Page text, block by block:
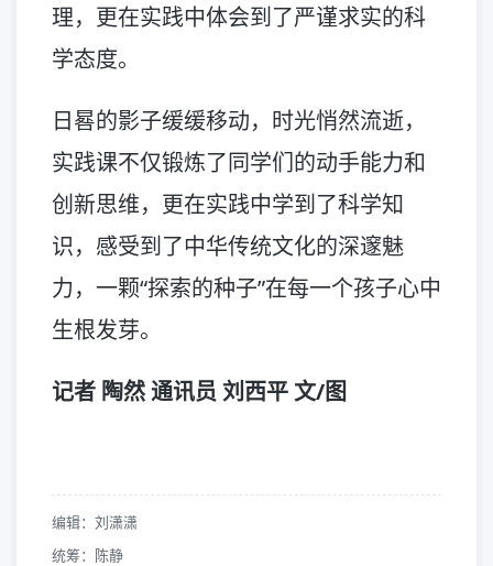
理，更在实践中体会到了严谨求实的科
学态度。
日晷的影子缓缓移动，时光悄然流逝，
实践课不仅锻炼了同学们的动手能力和
创新思维，更在实践中学到了科学知
识，感受到了中华传统文化的深邃魅
力，一颗“探索的种子”在每一个孩子心中
生根发芽。
记者 陶然 通讯员 刘西平 文/图
编辑：刘潇潇
统筹：陈静